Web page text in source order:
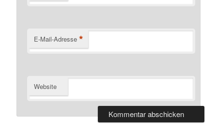
E-Mail-Adresse *
Website